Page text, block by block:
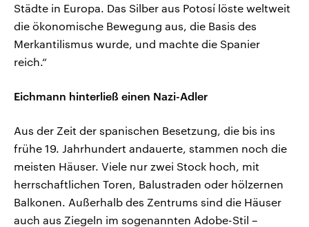
Städte in Europa. Das Silber aus Potosí löste weltweit
die ökonomische Bewegung aus, die Basis des
Merkantilismus wurde, und machte die Spanier
reich.“
Eichmann hinterließ einen Nazi-Adler
Aus der Zeit der spanischen Besetzung, die bis ins
frühe 19. Jahrhundert andauerte, stammen noch die
meisten Häuser. Viele nur zwei Stock hoch, mit
herrschaftlichen Toren, Balustraden oder hölzernen
Balkonen. Außerhalb des Zentrums sind die Häuser
auch aus Ziegeln im sogenannten Adobe-Stil –